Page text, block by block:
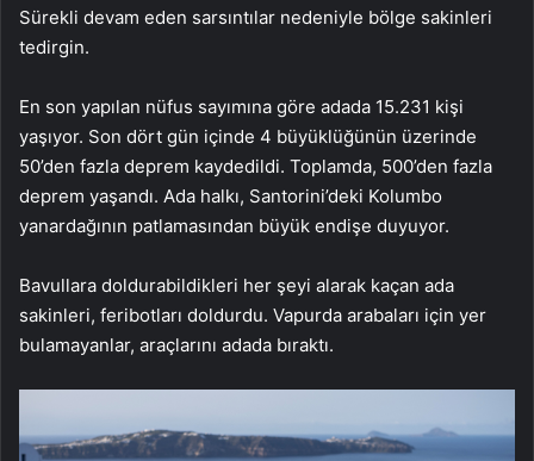
Sürekli devam eden sarsıntılar nedeniyle bölge sakinleri
tedirgin.
En son yapılan nüfus sayımına göre adada 15.231 kişi
yaşıyor. Son dört gün içinde 4 büyüklüğünün üzerinde
50’den fazla deprem kaydedildi. Toplamda, 500’den fazla
deprem yaşandı. Ada halkı, Santorini’deki Kolumbo
yanardağının patlamasından büyük endişe duyuyor.
Bavullara doldurabildikleri her şeyi alarak kaçan ada
sakinleri, feribotları doldurdu. Vapurda arabaları için yer
bulamayanlar, araçlarını adada bıraktı.